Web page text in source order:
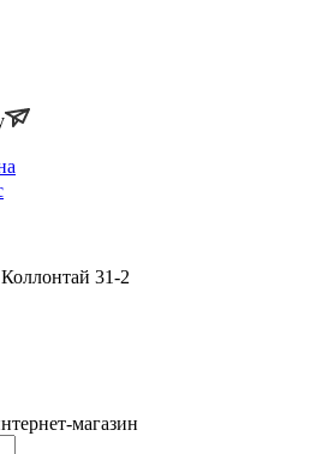
31-2
магазин